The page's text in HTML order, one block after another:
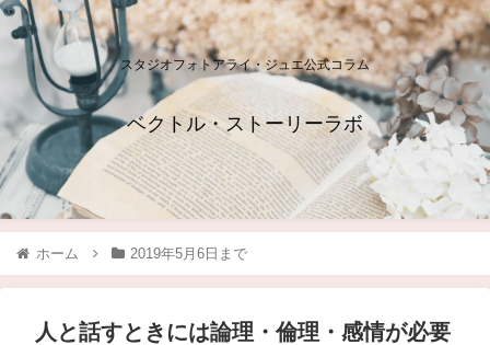
スタジオフォトアライ・ジュエ公式コラム
ベクトル・ストーリーラボ
ホーム 2019年5月6日まで
人と話すときには論理・倫理・感情が必要